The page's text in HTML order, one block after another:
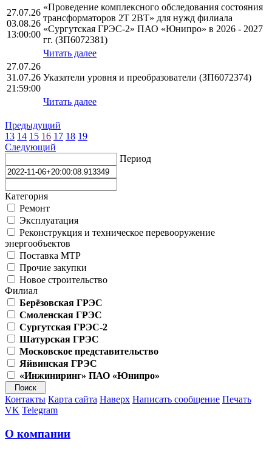
27.07.26
03.08.26
13:00:00
«Проведение комплексного обследования состояния
трансформаторов 2Т 2ВТ» для нужд филиала
«Сургутская ГРЭС-2» ПАО «Юнипро» в 2026 - 2027
гг. (ЗП6072381)
Читать далее
27.07.26
31.07.26
21:59:00
Указатели уровня и преобразователи (ЗП6072374)
Читать далее
Предыдущий
13 14 15 16 17 18 19
Следующий
Период
Категория
Ремонт
Эксплуатация
Реконструкция и техническое перевооружение
энергообъектов
Поставка МТР
Прочие закупки
Новое строительство
Филиал
Берёзовская ГРЭС
Смоленская ГРЭС
Сургутская ГРЭС-2
Шатурская ГРЭС
Московское представительство
Яйвинская ГРЭС
«Инжиниринг» ПАО «Юнипро»
Контакты Карта сайта Наверх Написать сообщение Печать
VK Telegram
О компании